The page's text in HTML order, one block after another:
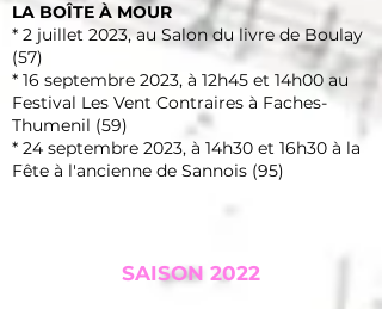
LA BOÎTE À MOUR
* 2 juillet 2023, au Salon du livre de Boulay
(57)
* 16 septembre 2023, à 12h45 et 14h00 au
Festival Les Vent Contraires à Faches-
Thumenil (59)
* 24 septembre 2023, à 14h30 et 16h30 à la
Fête à l'ancienne de Sannois (95)
SAISON 2022